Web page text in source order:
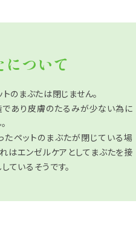
について
のまぶたは閉じません。
であり皮膚のたるみが少ない為に
たペットのまぶたが閉じている場
はエンゼルケアとしてまぶたを接
ているそうです。